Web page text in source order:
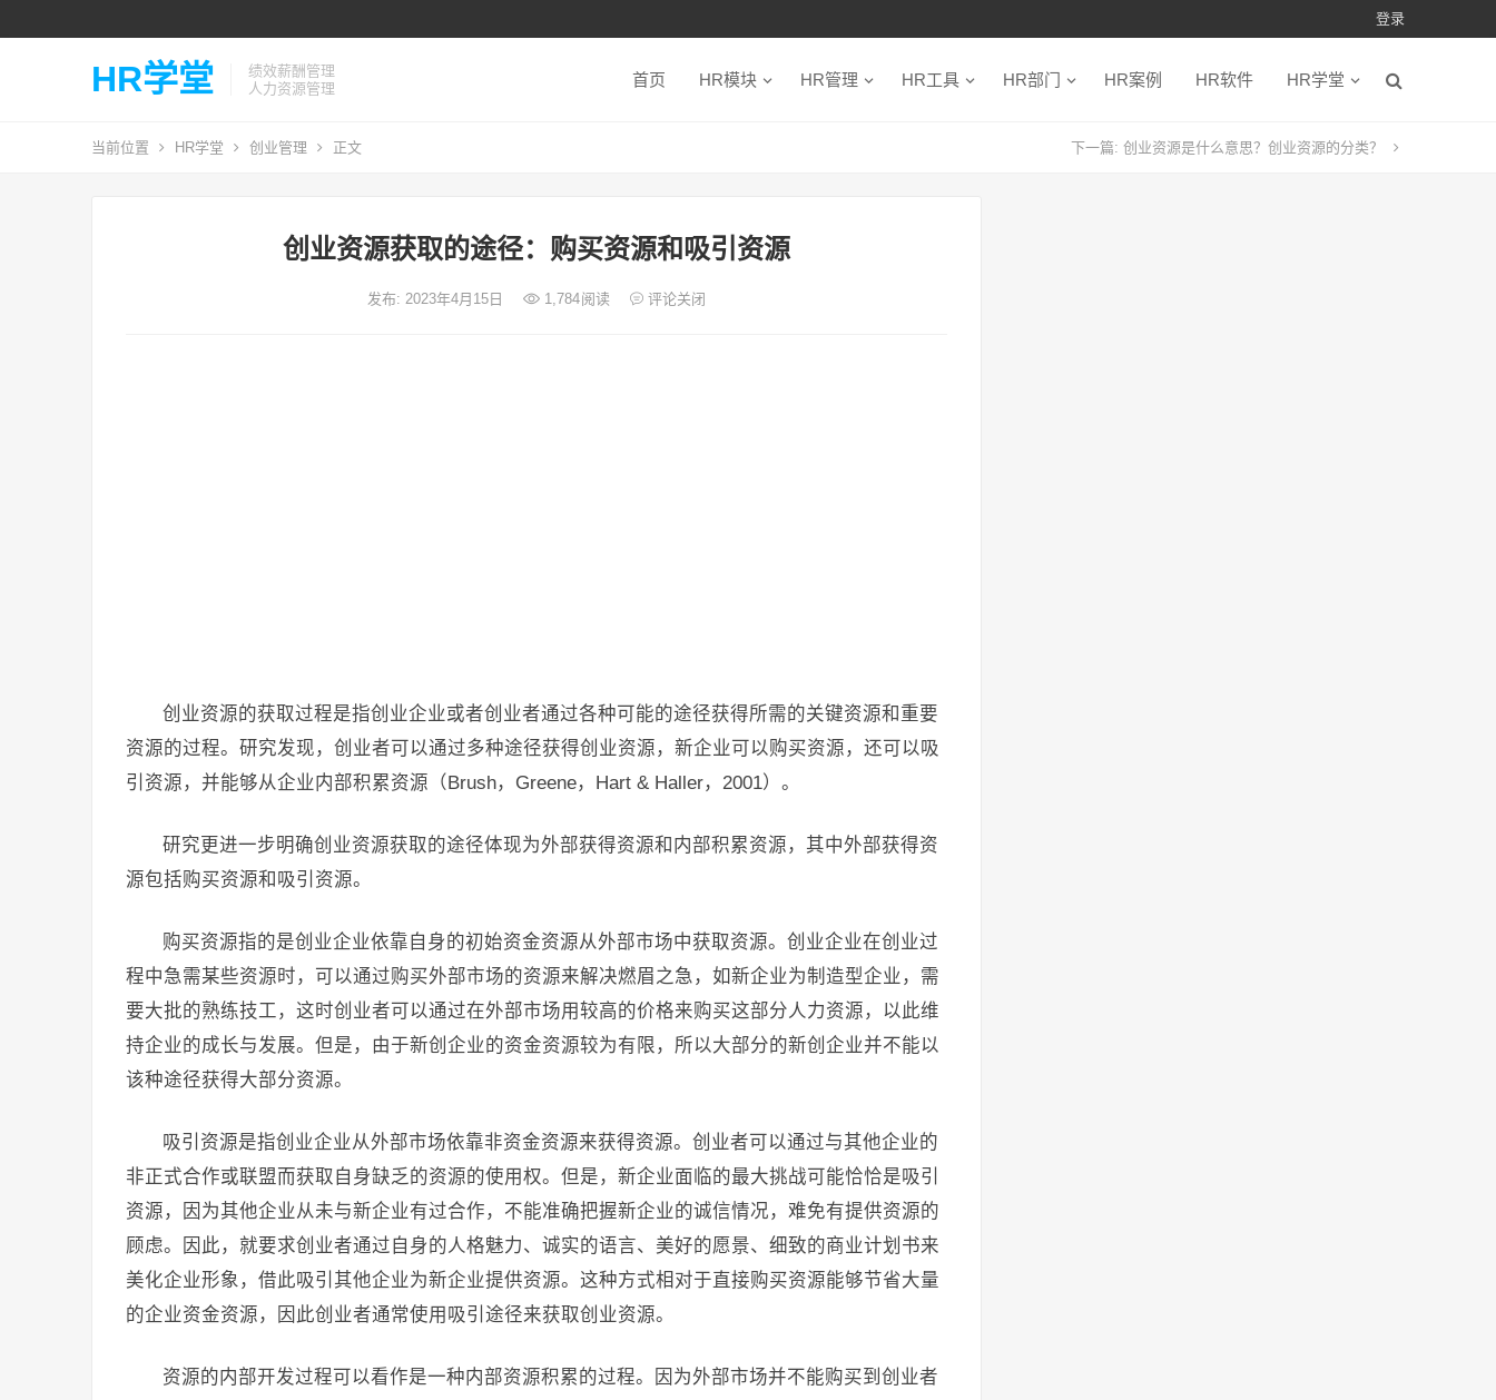
登录
HR学堂
绩效薪酬管理
人力资源管理
首页 HR模块 HR管理 HR工具 HR部门 HR案例 HR软件 HR学堂
当前位置 HR学堂 创业管理 正文 下一篇: 创业资源是什么意思？创业资源的分类？
创业资源获取的途径：购买资源和吸引资源
发布: 2023年4月15日 1,784阅读 评论关闭
创业资源的获取过程是指创业企业或者创业者通过各种可能的途径获得所需的关键资源和重要
资源的过程。研究发现，创业者可以通过多种途径获得创业资源，新企业可以购买资源，还可以吸
引资源，并能够从企业内部积累资源（Brush，Greene，Hart & Haller，2001）。
研究更进一步明确创业资源获取的途径体现为外部获得资源和内部积累资源，其中外部获得资
源包括购买资源和吸引资源。
购买资源指的是创业企业依靠自身的初始资金资源从外部市场中获取资源。创业企业在创业过
程中急需某些资源时，可以通过购买外部市场的资源来解决燃眉之急，如新企业为制造型企业，需
要大批的熟练技工，这时创业者可以通过在外部市场用较高的价格来购买这部分人力资源，以此维
持企业的成长与发展。但是，由于新创企业的资金资源较为有限，所以大部分的新创企业并不能以
该种途径获得大部分资源。
吸引资源是指创业企业从外部市场依靠非资金资源来获得资源。创业者可以通过与其他企业的
非正式合作或联盟而获取自身缺乏的资源的使用权。但是，新企业面临的最大挑战可能恰恰是吸引
资源，因为其他企业从未与新企业有过合作，不能准确把握新企业的诚信情况，难免有提供资源的
顾虑。因此，就要求创业者通过自身的人格魅力、诚实的语言、美好的愿景、细致的商业计划书来
美化企业形象，借此吸引其他企业为新企业提供资源。这种方式相对于直接购买资源能够节省大量
的企业资金资源，因此创业者通常使用吸引途径来获取创业资源。
资源的内部开发过程可以看作是一种内部资源积累的过程。因为外部市场并不能购买到创业者